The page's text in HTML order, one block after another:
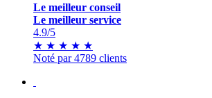
Le meilleur conseil
Le meilleur service
4.9/5
★ ★ ★ ★ ★
Noté par 4789 clients